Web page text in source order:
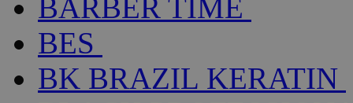
BARBER TIME
BES
BK BRAZIL KERATIN